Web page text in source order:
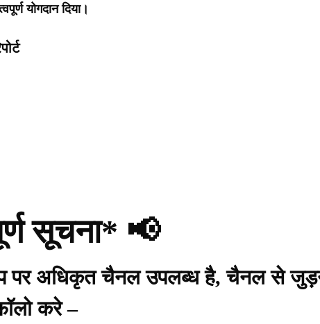
योगदान दिया।
सूचना* 📢
पर अधिकृत चैनल उपलब्ध है, चैनल से
करे –